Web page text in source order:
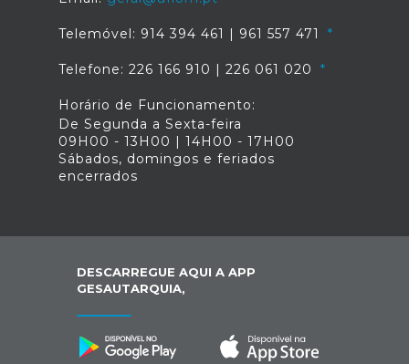
Telemóvel: 914 394 461 | 961 557 471
Telefone: 226 166 910 | 226 061 020
Horário de Funcionamento:
De Segunda a Sexta-feira
09H00 - 13H00 | 14H00 - 17H00
Sábados, domingos e feriados
encerrados
DESCARREGUE AQUI A APP
GESAUTARQUIA,